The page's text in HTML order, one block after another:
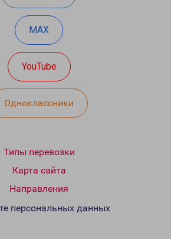
MAX
YouTube
Одноклассники
Типы перевозки
Карта сайта
Направления
персональных данных